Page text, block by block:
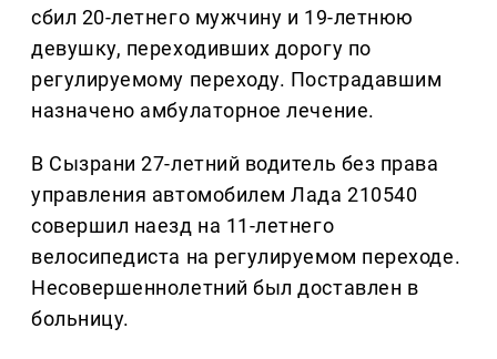
сбил 20-летнего мужчину и 19-летнюю
девушку, переходивших дорогу по
регулируемому переходу. Пострадавшим
назначено амбулаторное лечение.
В Сызрани 27-летний водитель без права
управления автомобилем Лада 210540
совершил наезд на 11-летнего
велосипедиста на регулируемом переходе.
Несовершеннолетний был доставлен в
больницу.